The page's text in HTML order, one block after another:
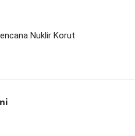
Nuklir Korut